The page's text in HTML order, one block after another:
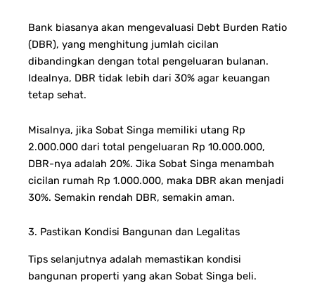
Bank biasanya akan mengevaluasi Debt Burden Ratio
(DBR), yang menghitung jumlah cicilan
dibandingkan dengan total pengeluaran bulanan.
Idealnya, DBR tidak lebih dari 30% agar keuangan
tetap sehat.
Misalnya, jika Sobat Singa memiliki utang Rp
2.000.000 dari total pengeluaran Rp 10.000.000,
DBR-nya adalah 20%. Jika Sobat Singa menambah
cicilan rumah Rp 1.000.000, maka DBR akan menjadi
30%. Semakin rendah DBR, semakin aman.
3. Pastikan Kondisi Bangunan dan Legalitas
Tips selanjutnya adalah memastikan kondisi
bangunan properti yang akan Sobat Singa beli.